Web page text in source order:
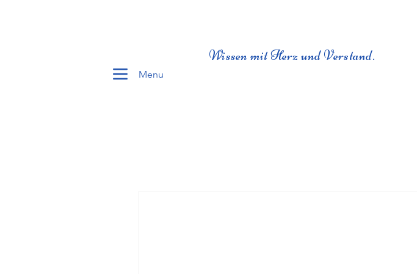
Menu
Wissen mit Herz und Verstand.